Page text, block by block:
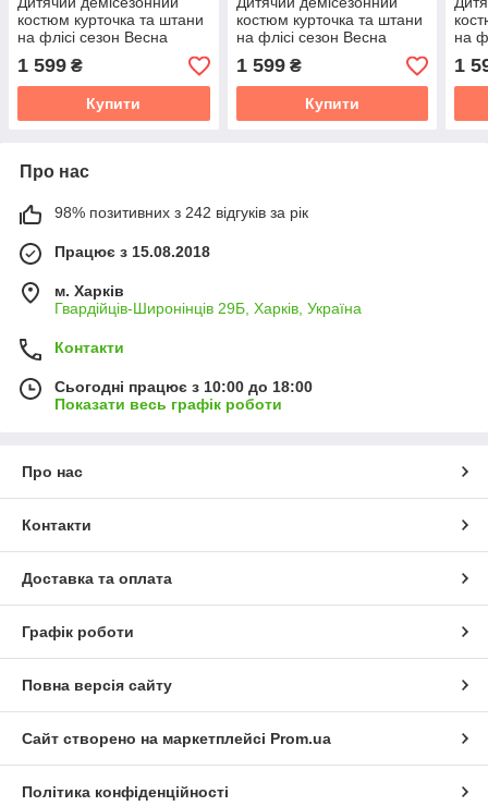
костюм курточка та штани
на флісі сезон Весна
Осінь розмір 80-86 86-92
92-98 98-104
1 599 ₴
Купити
костюм курточка та штани
на флісі сезон Весна
Осінь розмір 80-86 86-92
92-98 98-104
1 599₴
Купити
на
92-
1
Про нас
98% позитивних з 242 відгуків за рік
Працює з 15.08.2018
м. Харків
Гвардійців-Широнінців 29Б, Харків, Україна
Контакти
Сьогодні працює з 10:00 до 18:00
Показати весь графік роботи
Про нас
Контакти
Доставка та оплата
Графік роботи
Повна версія сайту
Сайт створено на маркетплейсі Prom.ua
Політика конфіденційності